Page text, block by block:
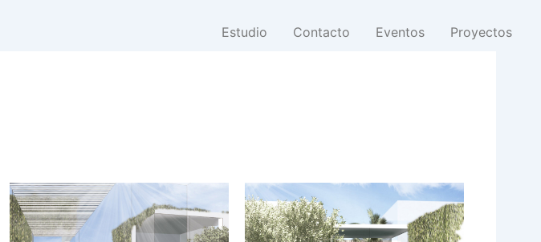
Estudio Contacto Eventos Proyectos